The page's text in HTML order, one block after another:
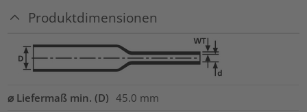
Produktdimensionen
⌀ Liefermaß min. (D) 45.0 mm